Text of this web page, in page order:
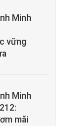
Minh
vững
Minh
mãi